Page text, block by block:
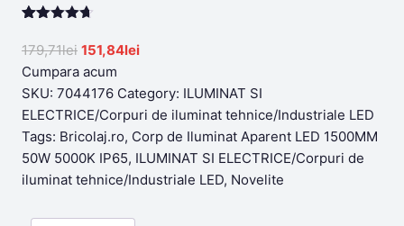
out of 5
based on
customer
ratings
179,71lei Original
price
was:
179,71lei.
151,84leiCurrent
is:
151,84lei.
Cumpara acum
SKU: 7044176 Category: ILUMINAT SI
ELECTRICE/Corpuri de iluminat tehnice/Industriale LED
Tags: Bricolaj.ro, Corp de Iluminat Aparent LED 1500MM
50W 5000K IP65, ILUMINAT SI ELECTRICE/Corpuri de
iluminat tehnice/Industriale LED, Novelite